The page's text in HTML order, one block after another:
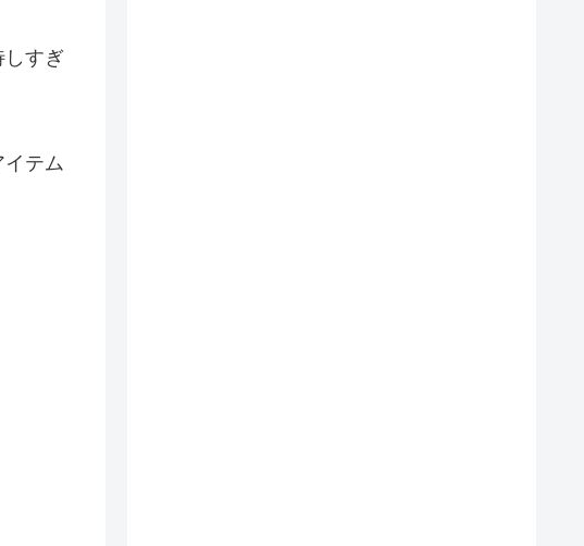
すぎ
テム